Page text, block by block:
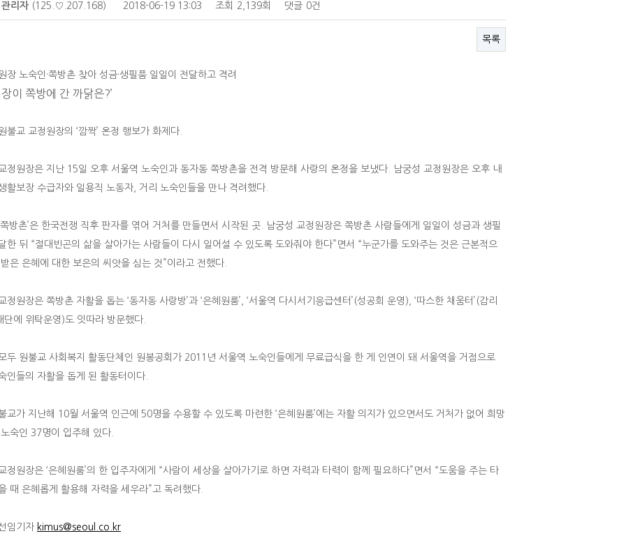
관리자 (125.♡.207.168) 2018-06-19 13:03 조회 2,139회 댓글 0건
목록
장 노숙인·쪽방촌 찾아 성금·생필품 일일이 전달하고 격려
장이 쪽방에 간 까닭은?’
불교 교정원장의 ‘깜짝’ 온정 행보가 화제다.
정원장은 지난 15일 오후 서울역 노숙인과 동자동 쪽방촌을 전격 방문해 사랑의 온정을 보냈다. 남궁성 교정원장은 오후 내
활보장 수급자와 일용직 노동자, 거리 노숙인들을 만나 격려했다.
쪽방촌’은 한국전쟁 직후 판자를 엮어 거처를 만들면서 시작된 곳. 남궁성 교정원장은 쪽방촌 사람들에게 일일이 성금과 생필
한 뒤 “절대빈곤의 삶을 살아가는 사람들이 다시 일어설 수 있도록 도와줘야 한다”면서 “누군가를 도와주는 것은 근본적으
은 은혜에 대한 보은의 씨앗을 심는 것”이라고 전했다.
정원장은 쪽방촌 자활을 돕는 ‘동자동 사랑방’과 ‘은혜원룸’, ‘서울역 다시서기응급센터’(성공회 운영), ‘따스한 채움터’(감리
단에 위탁운영)도 잇따라 방문했다.
두 원불교 사회복지 활동단체인 원봉공회가 2011년 서울역 노숙인들에게 무료급식을 한 게 인연이 돼 서울역을 거점으로
인들의 자활을 돕게 된 활동터이다.
교가 지난해 10월 서울역 인근에 50명을 수용할 수 있도록 마련한 ‘은혜원룸’에는 자활 의지가 있으면서도 거처가 없어 희망
숙인 37명이 입주해 있다.
정원장은 ‘은혜원룸’의 한 입주자에게 “사람이 세상을 살아가기로 하면 자력과 타력이 함께 필요하다”면서 “도움을 주는 타
때 은혜롭게 활용해 자력을 세우라”고 독려했다.
임기자 kimus@seoul.co.kr